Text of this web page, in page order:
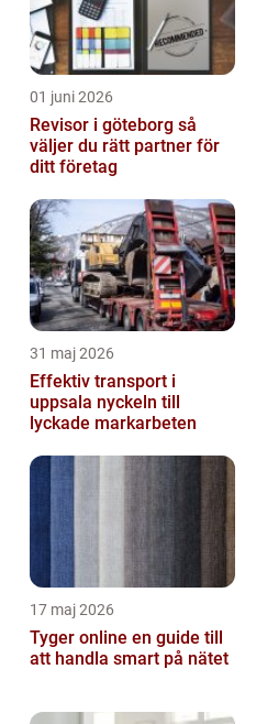
01 juni 2026
Revisor i göteborg så
väljer du rätt partner för
ditt företag
31 maj 2026
Effektiv transport i
uppsala nyckeln till
lyckade markarbeten
17 maj 2026
Tyger online en guide till
att handla smart på nätet